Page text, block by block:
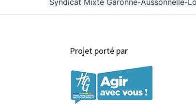
Syndicat Mixte Garonne-Aussonnelle-
Projet porté par